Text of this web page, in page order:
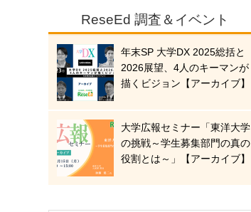
ReseEd 調査＆イベント
年末SP 大学DX 2025総括と
2026展望、4人のキーマンが
描くビジョン【アーカイブ】
大学広報セミナー「東洋大学
の挑戦～学生募集部門の真の
役割とは～」【アーカイブ】